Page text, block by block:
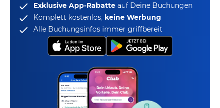
Exklusive App-Rabatte auf Deine Buchungen
Komplett kostenlos, keine Werbung
Alle Buchungsinfos immer griffbereit